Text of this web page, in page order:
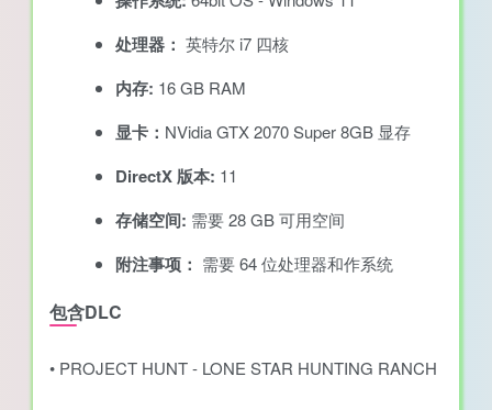
处理器： 英特尔 i7 四核
内存: 16 GB RAM
显卡： NVidia GTX 2070 Super 8GB 显存
DirectX 版本: 11
存储空间: 需要 28 GB 可用空间
附注事项： 需要 64 位处理器和作系统
包含DLC
• PROJECT HUNT - LONE STAR HUNTING RANCH